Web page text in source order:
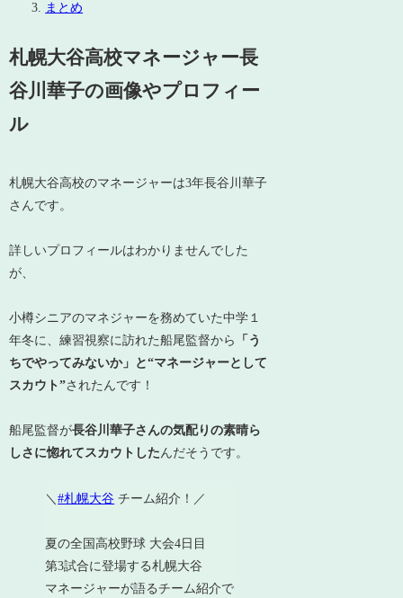
まとめ
札幌大谷高校マネージャー長
谷川華子の画像やプロフィー
ル
札幌大谷高校のマネージャーは3年長谷川華子
さんです。
詳しいプロフィールはわかりませんでした
が、
小樽シニアのマネジャーを務めていた中学１
年冬に、練習視察に訪れた船尾監督から
「う
ちでやってみないか」と“マネージャーとして
スカウト”されたんです！
船尾監督が長谷川華子さんの気配りの素晴ら
しさに惚れてスカウトしたんだそうです。
＼#札幌大谷 チーム紹介！／
夏の全国高校野球 大会4日目
第3試合に登場する札幌大谷
マネージャーが語るチーム紹介で